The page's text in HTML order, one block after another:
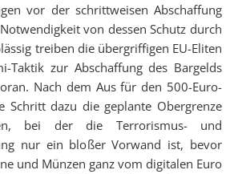
vor der schrittweisen Abschaffung
von dessen Schutz durch
treiben die übergriffigen EU-Eliten
Taktik zur Abschaffung des Bargelds
Nach dem Aus für den 500-Euro-
Schritt dazu die geplante Obergrenze
bei der die Terrorismus- und
nur ein bloßer Vorwand ist, bevor
und Münzen ganz vom digitalen Euro